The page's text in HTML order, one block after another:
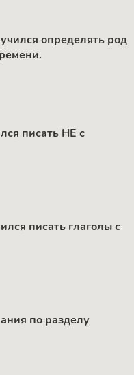
определять род
писать НЕ с
писать глаголы с
по разделу